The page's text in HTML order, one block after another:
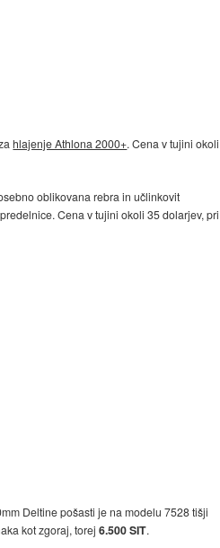
hlajenje Athlona 2000+. Cena v tujini okoli
oblikovana rebra in učlinkovit
Cena v tujini okoli 35 dolarjev, pri
Deltine pošasti je na modelu 7528 tišji
kot zgoraj, torej6.500 SIT.